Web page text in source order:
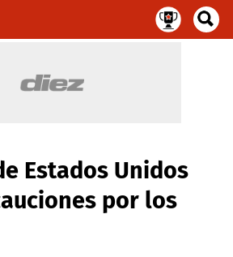
Estados Unidos
por los